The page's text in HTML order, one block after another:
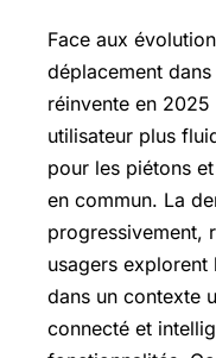
Face aux
déplacement
réinvente en
utilisateur plus
pour les piétons
en commun. La
progressivement,
usagers
dans un contexte
connecté et